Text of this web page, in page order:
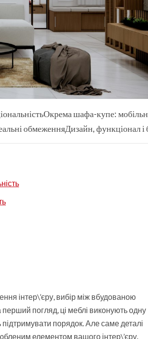
шафа-купе:
обмеженняДизайн, функціонал і
інтер\’єру, вибір між вбудованою
погляд, ці меблі виконують одну
порядок. Але саме деталі
елементом вашого інтер\’єру.